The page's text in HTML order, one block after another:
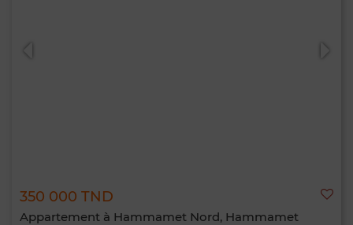
350 000 TND
Appartement à Hammamet Nord, Hammamet